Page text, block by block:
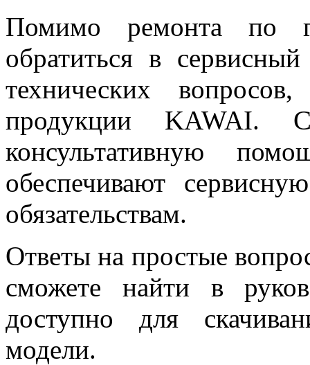
Помимо ремонта по
обратиться в
технических
продукции KAWAI.
консультативную
обеспечивают
обязательствам.
Ответы на простые
сможете найти в
доступно для
модели.